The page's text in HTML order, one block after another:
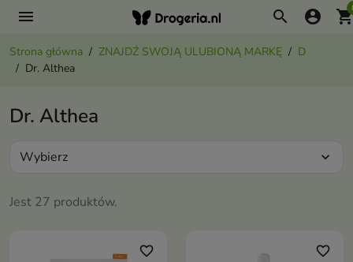
menu search account_circle
Strona główna ZNAJDŹ SWOJĄ ULUBIONĄ MARKĘ
D
Dr. Althea
Dr. Althea
Jest 27 produktów.
Wybierz expand_more
favorite_border favorite_border